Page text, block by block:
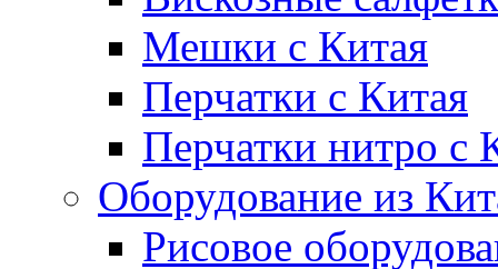
Мешки с Китая
Перчатки с Китая
Перчатки нитро с
Оборудование из
Рисовое